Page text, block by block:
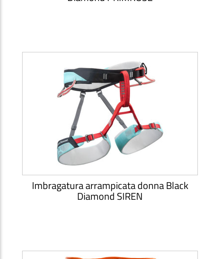
Imbragatura arrampicata donna Black
Diamond SIREN